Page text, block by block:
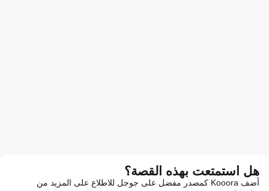
هل استمتعت بهذه القصة؟
أضف Kooora كمصدر مفضل على جوجل للاطلاع على المزيد من